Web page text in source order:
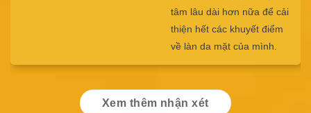
thường.
Xem thêm nhận xét